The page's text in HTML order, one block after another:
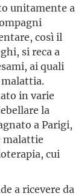
unitamente a
così il
si reca a
ai quali
in varie
la
a Parigi,
malattie
cui
a ricevere da